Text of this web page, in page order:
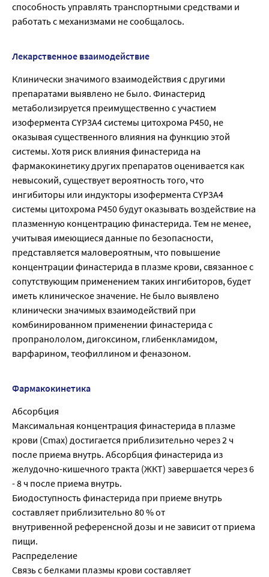
способность управлять транспортными средствами и
работать с механизмами не сообщалось.
Лекарственное взаимодействие
Клинически значимого взаимодействия с другими
препаратами выявлено не было. Финастерид
метаболизируется преимущественно с участием
изофермента CYP3A4 системы цитохрома P450, не
оказывая существенного влияния на функцию этой
системы. Хотя риск влияния финастерида на
фармакокинетику других препаратов оценивается как
невысокий, существует вероятность того, что
ингибиторы или индукторы изофермента CYP3A4
системы цитохрома P450 будут оказывать воздействие на
плазменную концентрацию финастерида. Тем не менее,
учитывая имеющиеся данные по безопасности,
представляется маловероятным, что повышение
концентрации финастерида в плазме крови, связанное с
сопутствующим применением таких ингибиторов, будет
иметь клиническое значение. Не было выявлено
клинически значимых взаимодействий при
комбинированном применении финастерида с
пропранололом, дигоксином, глибенкламидом,
варфарином, теофиллином и феназоном.
Фармакокинетика
Абсорбция
Максимальная концентрация финастерида в плазме
крови (Сmax) достигается приблизительно через 2 ч
после приема внутрь. Абсорбция финастерида из
желудочно-кишечного тракта (ЖКТ) завершается через 6
- 8 ч после приема внутрь.
Биодоступность финастерида при приеме внутрь
составляет приблизительно 80 % от
внутривенной референсной дозы и не зависит от приема
пищи.
Распределение
Связь с белками плазмы крови составляет